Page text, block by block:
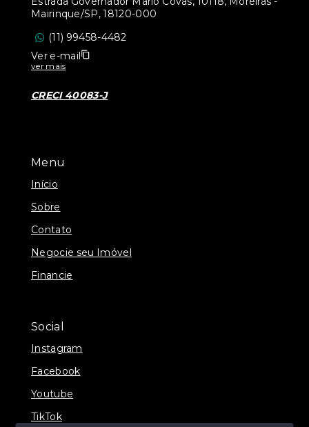
Menu
Início
Sobre
Contato
Negocie seu Imóvel
Financie
Social
Instagram
Facebook
Youtube
TikTok
Mairinque/SP, 18120-000
(11) 99458-4482
Ver e-mail
ver mais
CRECI 40083-J